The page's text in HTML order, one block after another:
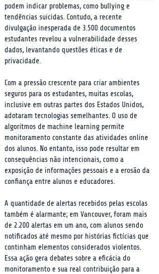
podem indicar problemas, como bullying e
tendências suicidas. Contudo, a recente
divulgação inesperada de 3.500 documentos
estudantes revelou a vulnerabilidade desses
dados, levantando questões éticas e de
privacidade.
Com a pressão crescente para criar ambientes
seguros para os estudantes, muitas escolas,
inclusive em outras partes dos Estados Unidos,
adotaram tecnologias semelhantes. O uso de
algoritmos de machine learning permite
monitoramento constante das atividades online
dos alunos. No entanto, isso pode resultar em
consequências não intencionais, como a
exposição de informações pessoais e a erosão da
confiança entre alunos e educadores.
A quantidade de alertas recebidos pelas escolas
também é alarmante; em Vancouver, foram mais
de 2.200 alertas em um ano, com alunos sendo
notificados até mesmo por histórias fictícias que
continham elementos considerados violentos.
Essa ação gera debates sobre a eficácia do
monitoramento e sua real contribuição para a